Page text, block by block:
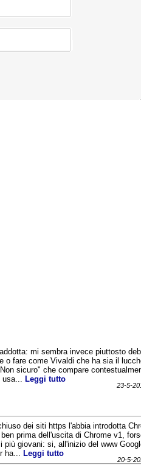
mi sembra invece piuttosto
o fare come Vivaldi che ha sia il
sicuro" che compare
usa... Leggi tutto
23-5-
dei siti https l'abbia introdotta
prima dell'uscita di Chrome v1,
più giovani: si, all'inizio del www
ha... Leggi tutto
20-5-